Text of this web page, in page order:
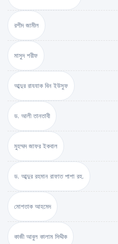
রশীদ জামীল
মাসুদ শরীফ
আব্দুর রাযযাক বিন ইউসুফ
ড. আলী তানতাবী
মুহম্মদ জাফর ইকবাল
ড. আব্দুর রহমান রাফাত পাশা রহ.
মোশতাক আহমেদ
কাজী আবুল কালাম সিদ্দীক